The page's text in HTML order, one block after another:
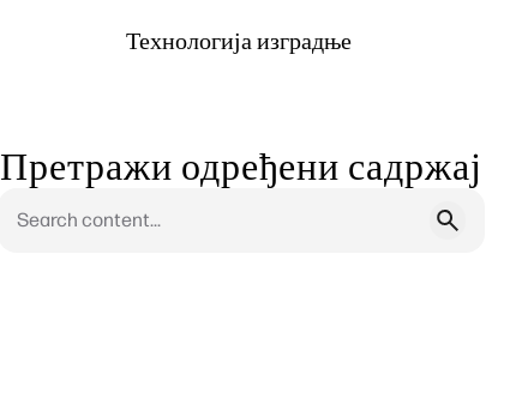
Технологија изградње
Претражи одређени садржај